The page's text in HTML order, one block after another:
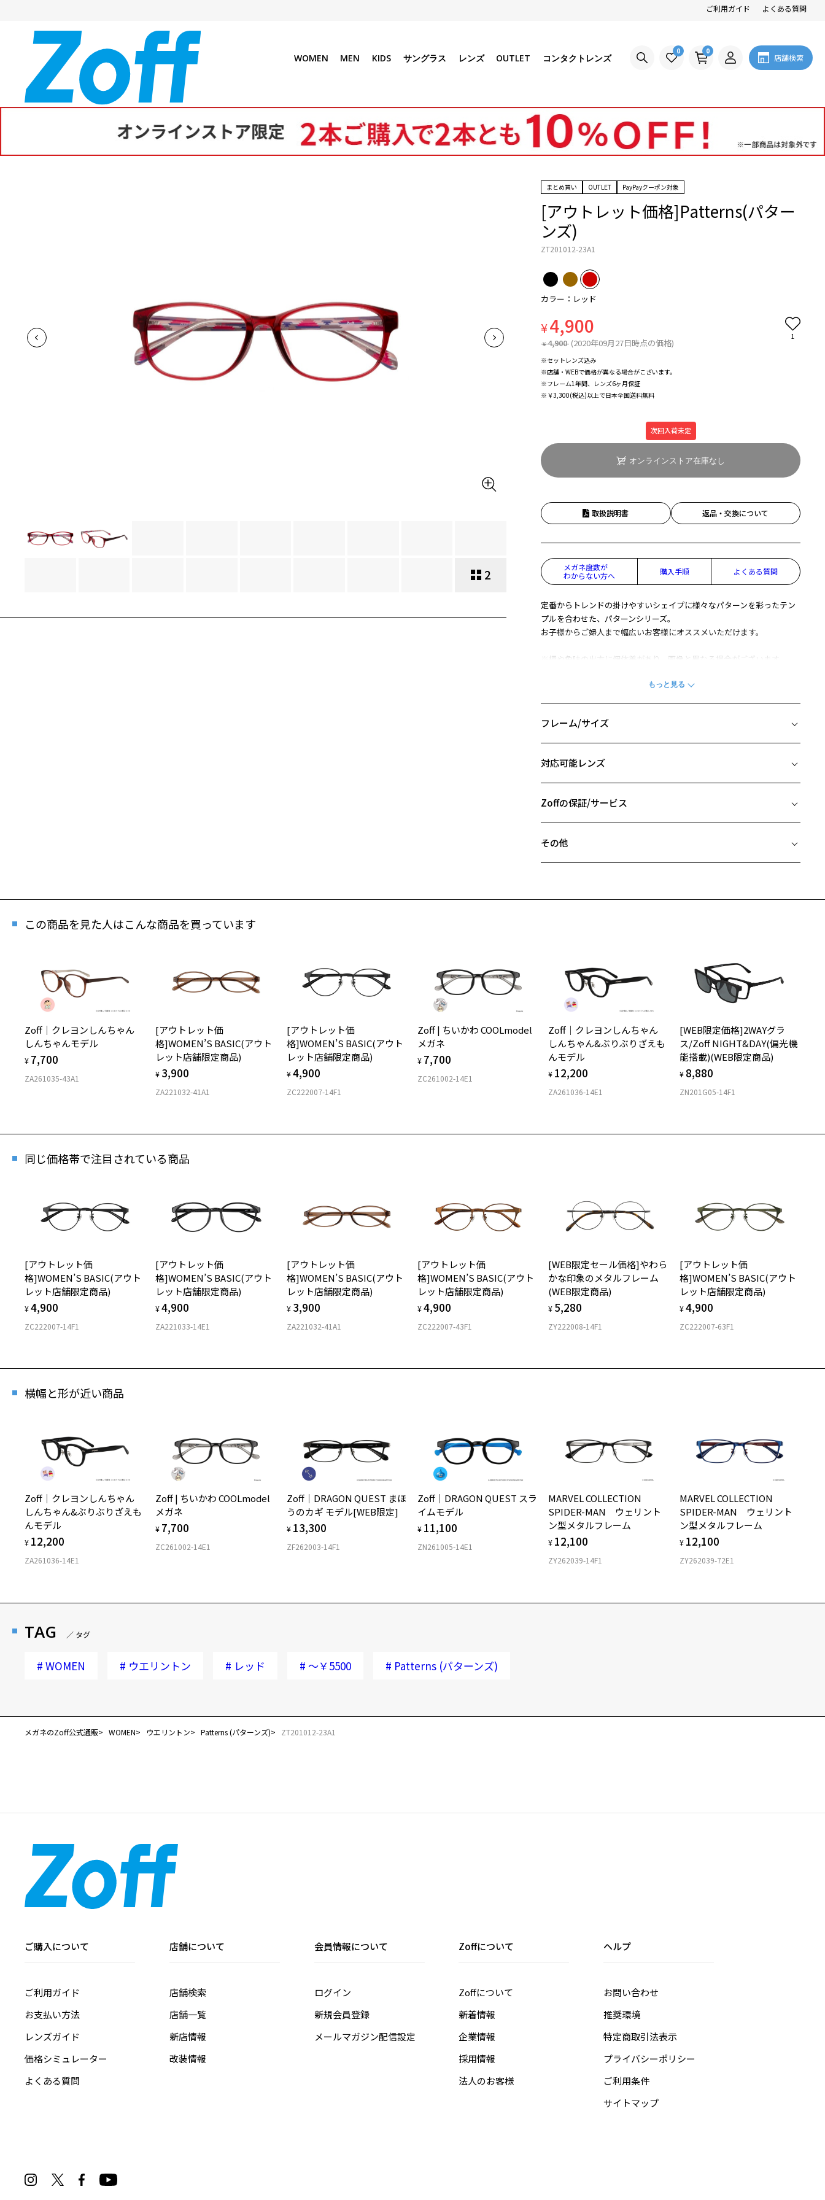
ご利用ガイド よくある質問
WOMEN MEN KIDS サングラス レンズ OUTLET コンタクトレンズ
0 0
店舗検索
2
商品詳細ページへ
まとめ買い OUTLET PayPayクーポン対象
[アウトレット価格]Patterns(パター
ンズ)
ZT201012-23A1
カラー：レッド
¥4,900
¥ 4,900 (2020年09月27日時点の価格)
1
※セットレンズ込み
※店舗・WEBで価格が異なる場合がこざいます。
※フレーム1年間、レンズ6ヶ月保証
※￥3,300(税込)以上で日本全国送料無料
次回入荷未定
オンラインストア在庫なし
取扱説明書 返品・交換について
メガネ度数が
わからない方へ
購入手順 よくある質問
定番からトレンドの掛けやすいシェイプに様々なパターンを彩ったテン
プルを合わせた、パターンシリーズ。
お子様からご婦人まで幅広いお客様にオススメいただけます。
※柄や色味の出方に個体差があり、画像と異なる場合がございます。
※アウトレット商品は、販売から一定期間経過した商品などです。キ
フレーム/サイズ
B ブリッジ(鼻部分)の横幅：16mm
お持ちのZoffメガネサイズを確認するには？
仕上がり寸法
D 仕上がりの横幅：約135mm
E 仕上がりの縦幅：約39mm
ウエリントン
フロント素材：Swiss Plastic
対応可能レンズ
フレームとレンズの合計料金を知りたい方へ
Zoffの保証/サービス
安心2 視力測定無料
視力の変化を早めに発見するために、定期的な視力測定をおす
すめいたします。
安心3 かかり具合調整無料
フレームの歪みやかかり具合の調整・クリーニングは、全国の
Zoff店舗にていつでも対応いたします。
その他
＜メガネの度数情報がわからない方へ＞
オンラインストアでフレームのみ購入して、
ご購入時に「レンズ交換券」をお選びいただくと、実店舗で度数を測定
のうえ、
度付きレンズ（標準セットレンズ）へ無料交換いただけます。
詳しくはこちら
実店舗で度数を測定いただけます
この商品を見た人はこんな商品を買っています
Zoff｜クレヨンしんちゃん
しんちゃんモデル
¥ 7,700
ZA261035-43A1
[アウトレット価
格]WOMEN’S BASIC(アウト
レット店舗限定商品)
¥ 3,900
ZA221032-41A1
[アウトレット価
格]WOMEN’S BASIC(アウト
レット店舗限定商品)
¥4,900
ZC222007-14F1
Zoff | ちいかわ COOLmodel
メガネ
¥ 7,700
ZC261002-14E1
Zoff｜クレヨンしんちゃん
しんちゃん&ぶりぶりざえも
んモデル
¥ 12,200
ZA261036-14E1
[WEB限定価格]2WAYグラ
ス/Zoff NIGHT&DAY(偏光機
能搭載)(WEB限定商品)
¥ 8,880
ZN201G05-14F1
同じ価格帯で注目されている商品
[アウトレット価
格]WOMEN’S BASIC(アウト
レット店舗限定商品)
¥4,900
ZC222007-14F1
[アウトレット価
格]WOMEN’S BASIC(アウト
レット店舗限定商品)
¥4,900
ZA221033-14E1
[アウトレット価
格]WOMEN’S BASIC(アウト
レット店舗限定商品)
¥ 3,900
ZA221032-41A1
[アウトレット価
格]WOMEN’S BASIC(アウト
レット店舗限定商品)
¥4,900
ZC222007-43F1
[WEB限定セール価格]やわら
かな印象のメタルフレーム
(WEB限定商品)
¥ 5,280
ZY222008-14F1
[アウトレット価
格]WOMEN’S BASIC(アウト
レット店舗限定商品)
¥4,900
ZC222007-63F1
横幅と形が近い商品
Zoff｜クレヨンしんちゃん
しんちゃん&ぶりぶりざえも
んモデル
¥ 12,200
ZA261036-14E1
Zoff | ちいかわ COOLmodel
メガネ
¥ 7,700
ZC261002-14E1
Zoff｜DRAGON QUEST まほ
うのカギ モデル[WEB限定]
¥ 13,300
ZF262003-14F1
Zoff｜DRAGON QUEST スラ
イムモデル
¥ 11,100
ZN261005-14E1
MARVEL COLLECTION
SPIDER-MAN ウェリント
ン型メタルフレーム
¥ 12,100
ZY262039-14F1
MARVEL COLLECTION
SPIDER-MAN ウェリント
ン型メタルフレーム
¥ 12,100
ZY262039-72E1
TAG ／ タグ
# WOMEN # ウエリントン # レッド # ～￥5500 # Patterns (パターンズ)
メガネのZoff公式通販 WOMEN ウエリントン Patterns (パターンズ) ZT201012-23A1
ご購入について
ご利用ガイド
お支払い方法
レンズガイド
価格シミュレーター
よくある質問
店舗について
店舗検索
店舗一覧
新店情報
改装情報
会員情報について
ログイン
新規会員登録
メールマガジン配信設定
Zoffについて
Zoffについて
新着情報
企業情報
採用情報
法人のお客様
ヘルプ
お問い合わせ
推奨環境
特定商取引法表示
プライバシーポリシー
ご利用条件
サイトマップ